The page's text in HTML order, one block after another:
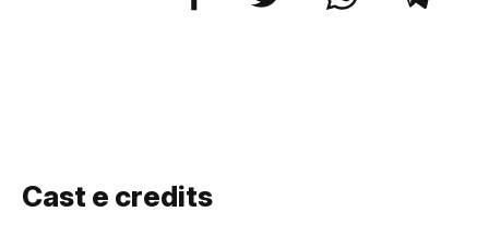
Cast e credits